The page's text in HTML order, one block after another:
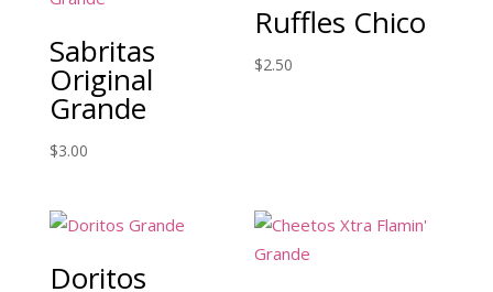
Sabritas
Original
Grande
$3.00
Ruffles Chico
$2.50
Doritos